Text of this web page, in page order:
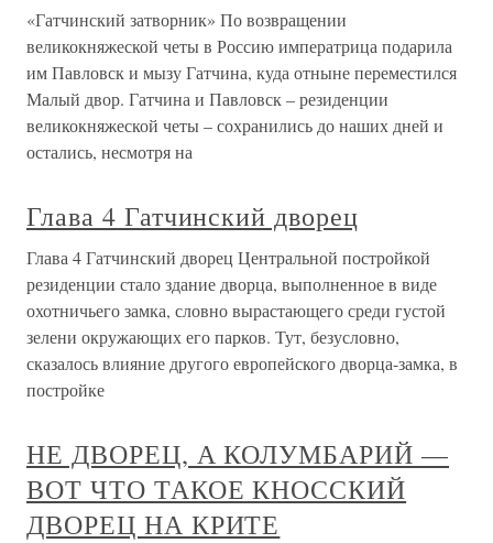
«Гатчинский затворник» По возвращении
великокняжеской четы в Россию императрица подарила
им Павловск и мызу Гатчина, куда отныне переместился
Малый двор. Гатчина и Павловск – резиденции
великокняжеской четы – сохранились до наших дней и
остались, несмотря на
Глава 4 Гатчинский дворец
Глава 4 Гатчинский дворец Центральной постройкой
резиденции стало здание дворца, выполненное в виде
охотничьего замка, словно вырастающего среди густой
зелени окружающих его парков. Тут, безусловно,
сказалось влияние другого европейского дворца-замка, в
постройке
НЕ ДВОРЕЦ, А КОЛУМБАРИЙ —
ВОТ ЧТО ТАКОЕ КНОССКИЙ
ДВОРЕЦ НА КРИТЕ